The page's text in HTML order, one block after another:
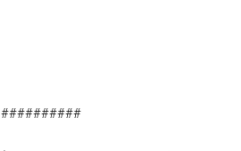
##########